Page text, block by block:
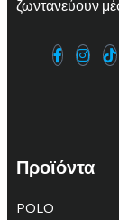
ζωντανεύουν
Προϊόντα
POLO